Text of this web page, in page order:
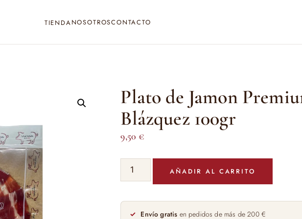
TIENDANOSOTROSCONTACTO
Plato de Jamon
Blázquez 100gr
9,50 €
Plato
Premium
Blázquez
AÑADIR AL CARRITO
Envío gratis en pedidos de más de 200 €